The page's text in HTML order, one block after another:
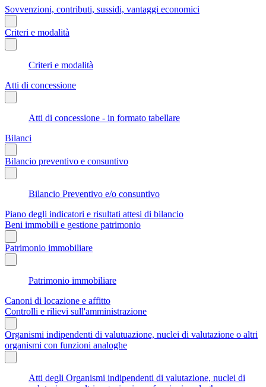
Sovvenzioni, contributi, sussidi, vantaggi economici
Criteri e modalità
Criteri e modalità
Atti di concessione
Atti di concessione - in formato tabellare
Bilanci
Bilancio preventivo e consuntivo
Bilancio Preventivo e/o consuntivo
Piano degli indicatori e risultati attesi di bilancio
Beni immobili e gestione patrimonio
Patrimonio immobiliare
Patrimonio immobiliare
Canoni di locazione e affitto
Controlli e rilievi sull'amministrazione
Organismi indipendenti di valutuazione, nuclei di valutazione o altri
organismi con funzioni analoghe
Atti degli Organismi indipendenti di valutazione, nuclei di